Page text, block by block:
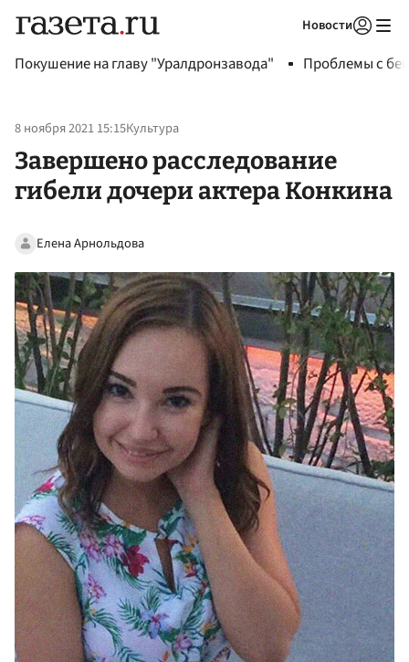
Новости
Покушение на главу "Уралдронзавода" Проблемы с
8 ноября 2021 15:15Культура
Завершено расследование
гибели дочери актера Конкина
Елена Арнольдова